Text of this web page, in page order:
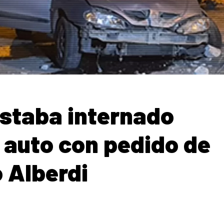
internado
con pedido de
Alberdi